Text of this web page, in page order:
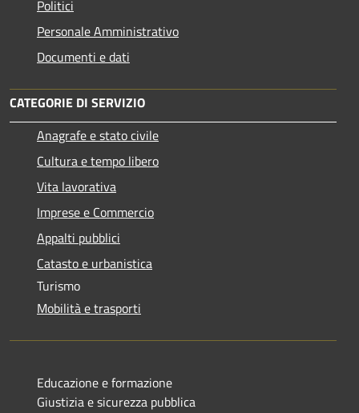
Politici
Personale Amministrativo
Documenti e dati
CATEGORIE DI SERVIZIO
Anagrafe e stato civile
Cultura e tempo libero
Vita lavorativa
Imprese e Commercio
Appalti pubblici
Catasto e urbanistica
Turismo
Mobilità e trasporti
Educazione e formazione
Giustizia e sicurezza pubblica